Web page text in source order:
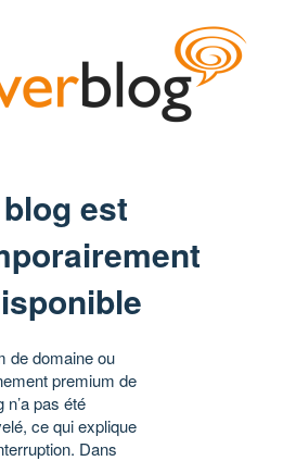
est
de domaine ou
premium de
n’a pas été
ce qui explique
Dans